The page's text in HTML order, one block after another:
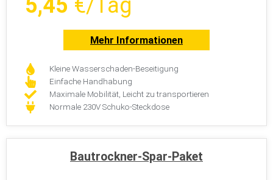
5,45 €/Tag
Mehr Informationen
Kleine Wasserschaden-Beseitigung
Einfache Handhabung
Maximale Mobilität, Leicht zu transportieren
Normale 230V Schuko-Steckdose
Bautrockner-Spar-Paket